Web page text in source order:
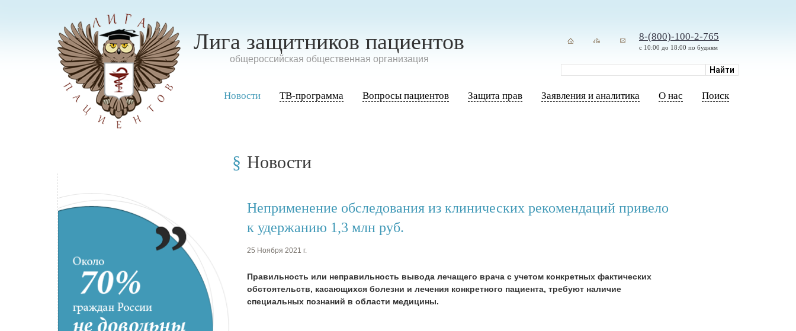
Лига защитников пациентов
oбщероссийская общественная организация
8-(800)-100-2-765
с 10:00 до 18:00 по будням
Новости ТВ-программа Вопросы пациентов Защита прав Заявления и аналитика О нас Поиск
Новости
Неприменение обследования из клинических рекомендаций привело
к удержанию 1,3 млн руб.
25 Ноября 2021 г.
Правильность или неправильность вывода лечащего врача с учетом конкретных фактических
обстоятельств, касающихся болезни и лечения конкретного пациента, требуют наличие
специальных познаний в области медицины.